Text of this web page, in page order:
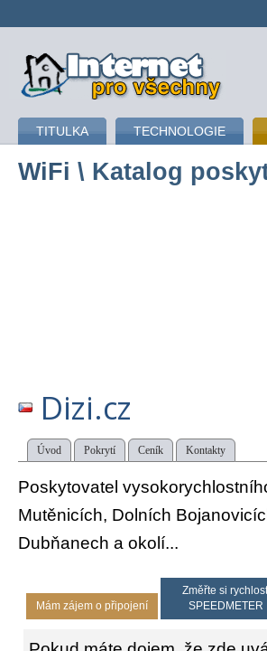
připojení k internetu
TITULKA TECHNOLOGIE
WiFi \ Katalog
Dizi.cz
Úvod Pokrytí Ceník Kontakty
Poskytovatel
Mutěnicích, Dolních
Dubňanech a okolí...
Mám zájem o připojení
Změřte si
SPEEDMETER